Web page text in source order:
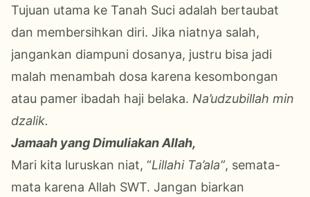
Tujuan utama ke Tanah Suci adalah bertaubat
dan membersihkan diri. Jika niatnya salah,
jangankan diampuni dosanya, justru bisa jadi
malah menambah dosa karena kesombongan
atau pamer ibadah haji belaka. Na’udzubillah min
dzalik.
Jamaah yang Dimuliakan Allah,
Mari kita luruskan niat, “Lillahi Ta’ala”, semata-
mata karena Allah SWT. Jangan biarkan